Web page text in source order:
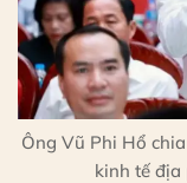
Ông Vũ Phi Hổ
kinh tế địa